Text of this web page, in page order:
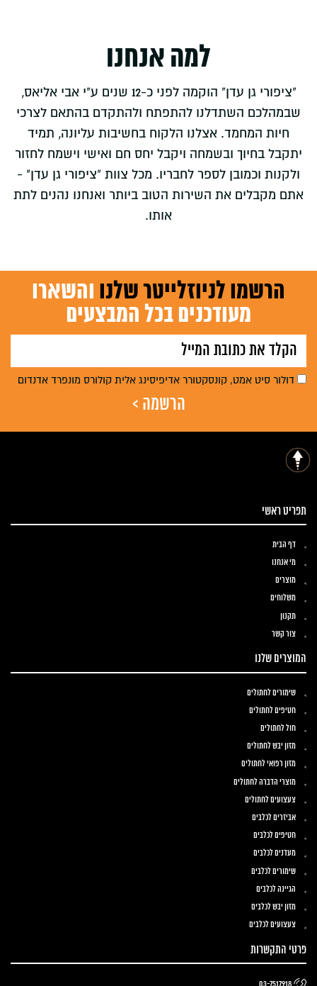
למה אנחנו
"ציפורי גן עדן" הוקמה לפני כ-12 שנים ע"י אבי אליאס,
שבמהלכם השתדלנו להתפתח ולהתקדם בהתאם לצרכי
חיות המחמד. אצלנו הלקוח בחשיבות עליונה, תמיד
יתקבל בחיוך ובשמחה ויקבל יחס חם ואישי וישמח לחזור
ולקנות וכמובן לספר לחבריו. מכל צוות "ציפורי גן עדן" -
אתם מקבלים את השירות הטוב ביותר ואנחנו נהנים לתת
אותו.
הרשמו לניוזלייטר שלנו והשארו
מעודכנים בכל המבצעים
דולור סיט אמט, קונסקטורר אדיפיסינג אלית קולורס מונפרד אדנדום
תפריט ראשי
דף הבית
מי אנחנו
מוצרים
משלוחים
תקנון
צור קשר
המוצרים שלנו
שימורים לחתולים
חטיפים לחתולים
חול לחתולים
מזון יבש לחתולים
מזון רפואי לחתולים
מוצרי הדברה לחתולים
צעצועים לחתולים
אביזרים לכלבים
חטיפים לכלבים
מעדנים לכלבים
שימורים לכלבים
הגיינה לכלבים
מזון יבש לכלבים
צעצועים לכלבים
פרטי התקשרות